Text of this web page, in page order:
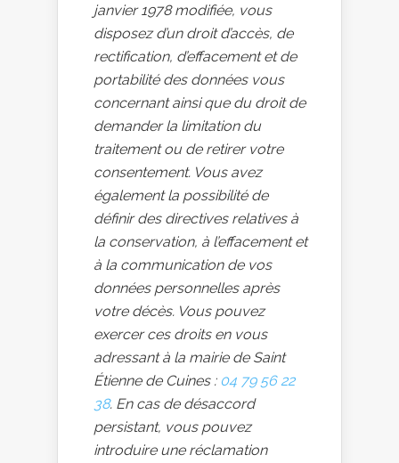
janvier 1978 modifiée, vous
disposez d’un droit d’accès, de
rectification, d’effacement et de
portabilité des données vous
concernant ainsi que du droit de
demander la limitation du
traitement ou de retirer votre
consentement. Vous avez
également la possibilité de
définir des directives relatives à
la conservation, à l’effacement et
à la communication de vos
données personnelles après
votre décès. Vous pouvez
exercer ces droits en vous
adressant à la mairie de Saint
Étienne de Cuines : 04 79 56 22
38. En cas de désaccord
persistant, vous pouvez
introduire une réclamation